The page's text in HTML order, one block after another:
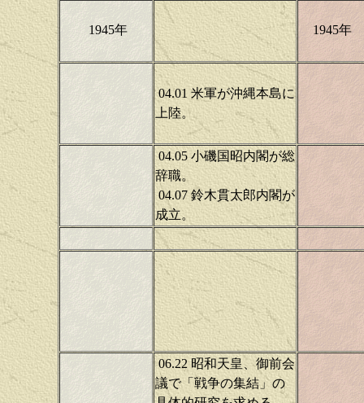
1945年 1945年
04.01 米軍が沖縄本島に
上陸。
04.05 小磯国昭内閣が総
辞職。
04.07 鈴木貫太郎内閣が
成立。
06.22 昭和天皇、御前会
議で「戦争の集結」の